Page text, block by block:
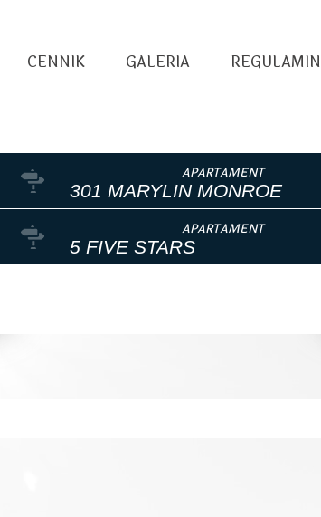
CENNIK GALERIA REGULAMIN
301 MARYLIN MONROE
5 FIVE STARS